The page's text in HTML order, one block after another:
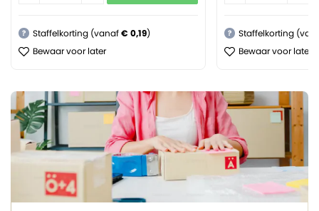
? Staffelkorting (vanaf€ 0,19)
Bewaar voor later
?
Staffelkorting
Bewaar voor later